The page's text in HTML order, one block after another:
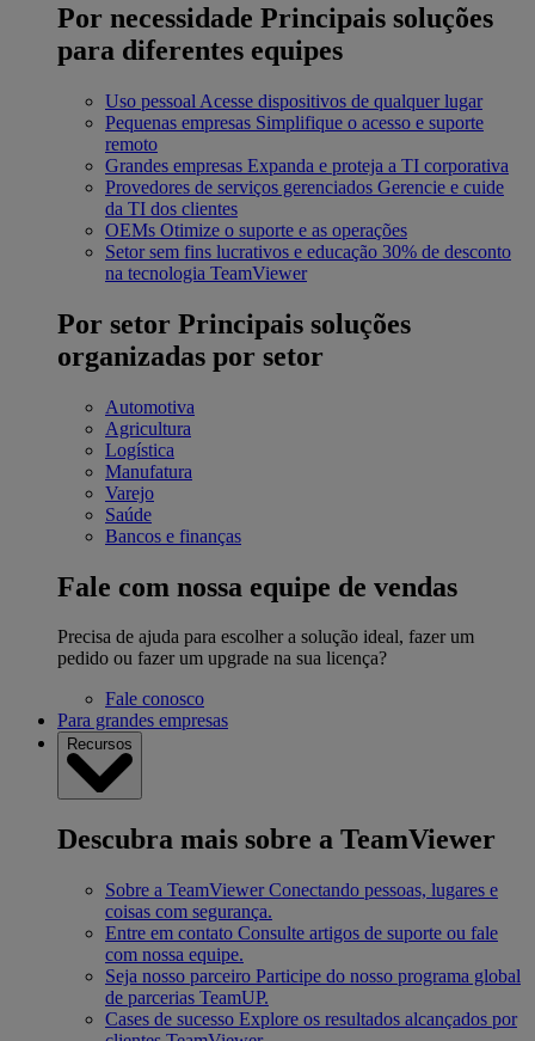
Por necessidade Principais soluções
para diferentes equipes
Uso pessoal Acesse dispositivos de qualquer lugar
Pequenas empresas Simplifique o acesso e suporte
remoto
Grandes empresas Expanda e proteja a TI corporativa
Provedores de serviços gerenciados Gerencie e cuide
da TI dos clientes
OEMs Otimize o suporte e as operações
Setor sem fins lucrativos e educação 30% de desconto
na tecnologia TeamViewer
Por setor Principais soluções
organizadas por setor
Automotiva
Agricultura
Logística
Manufatura
Varejo
Saúde
Bancos e finanças
Fale com nossa equipe de vendas
Precisa de ajuda para escolher a solução ideal, fazer um
pedido ou fazer um upgrade na sua licença?
Fale conosco
Para grandes empresas
Recursos
Descubra mais sobre a TeamViewer
Sobre a TeamViewer Conectando pessoas, lugares e
coisas com segurança.
Entre em contato Consulte artigos de suporte ou fale
com nossa equipe.
Seja nosso parceiro Participe do nosso programa global
de parcerias TeamUP.
Cases de sucesso Explore os resultados alcançados por